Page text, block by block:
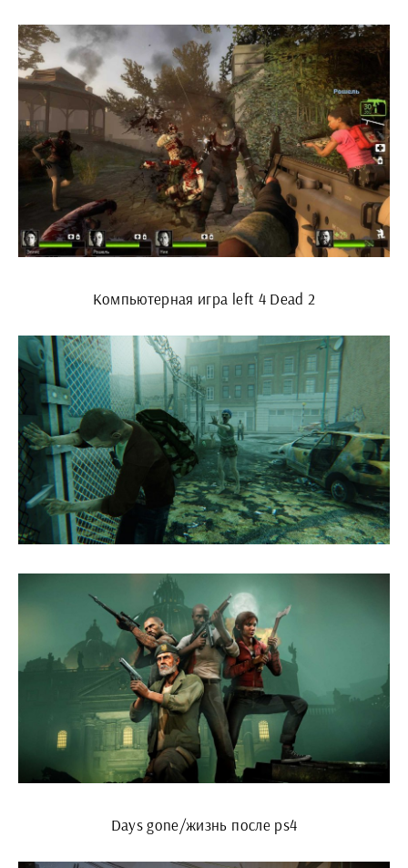
Компьютерная игра left 4 Dead 2
Days gone/жизнь после ps4